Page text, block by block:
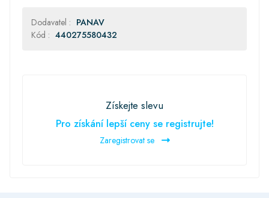
Dodavatel : PANAV
Kód : 440275580432
Získejte slevu
Pro získání lepší ceny se registrujte!
Zaregistrovat se